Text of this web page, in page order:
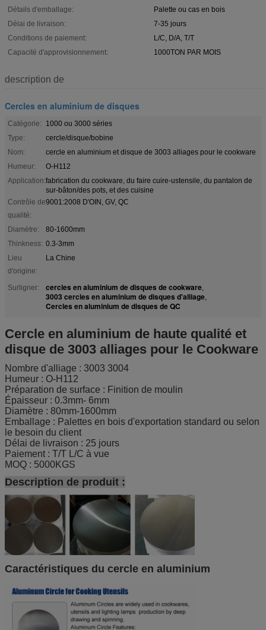
Détails d'emballage:
Palette ou cas en bois
Délai de livraison:
7-35 jours
Conditions de paiement:
L/C, D/A, T/T
Capacité d'approvisionnement:
1000TON PAR MOIS
description de
Cercles en aluminium de disques
Catégorie:
1000 ou 3000 séries
Type:
cercle/disque/bobine
Nom:
cercle en aluminium et disque de 3003 alliages pour le cookware
Humeur:
O-H112
Application:fabrication du cookware, du faire cuire-ustensile, du pantalon de
sur-bâton/des pots, et des cuisine
Contrôle de
qualité:
9001:2008 D'OIN, GV, QC
Diamètre:
80-1600mm
Thinkness: 0.3-3mm
Lieu
d'origine:
La Chine
Surligner: cercles en aluminium de disques de cookware,
3003 cercles en aluminium de disques d'alliage,
Cercles en aluminium de disques de QC
Cercle en aluminium de haute qualité et
disque de 3003 alliages pour le Cookware
Nombre d'alliage : 3003 3004
Humeur : O-H112
Préparation de surface : Finition de moulin
Épaisseur : 0.3mm- 6mm
Diamètre : 80mm-1600mm
Emballage : Palettes en bois d'exportation standard ou selon
le besoin du client
Délai de livraison : 25 jours
Paiement : T/T L/C à vue
MOQ : 5000KGS
Description de produit :
Caractéristiques du cercle en aluminium